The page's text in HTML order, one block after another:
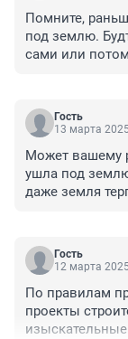
Помните,
под землю.
сами или
Гость
13 марта
Может вашему
ушла под
даже земля
Гость
12 марта
По правилам
проекты